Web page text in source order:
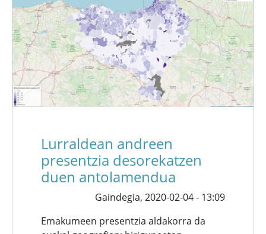
Lurraldean andreen
presentzia desorekatzen
duen antolamendua
Gaindegia, 2020-02-04 - 13:09
Emakumeen presentzia aldakorra da